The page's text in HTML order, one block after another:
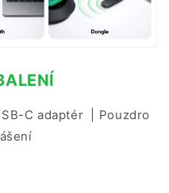
C adaptér | Pouzdro